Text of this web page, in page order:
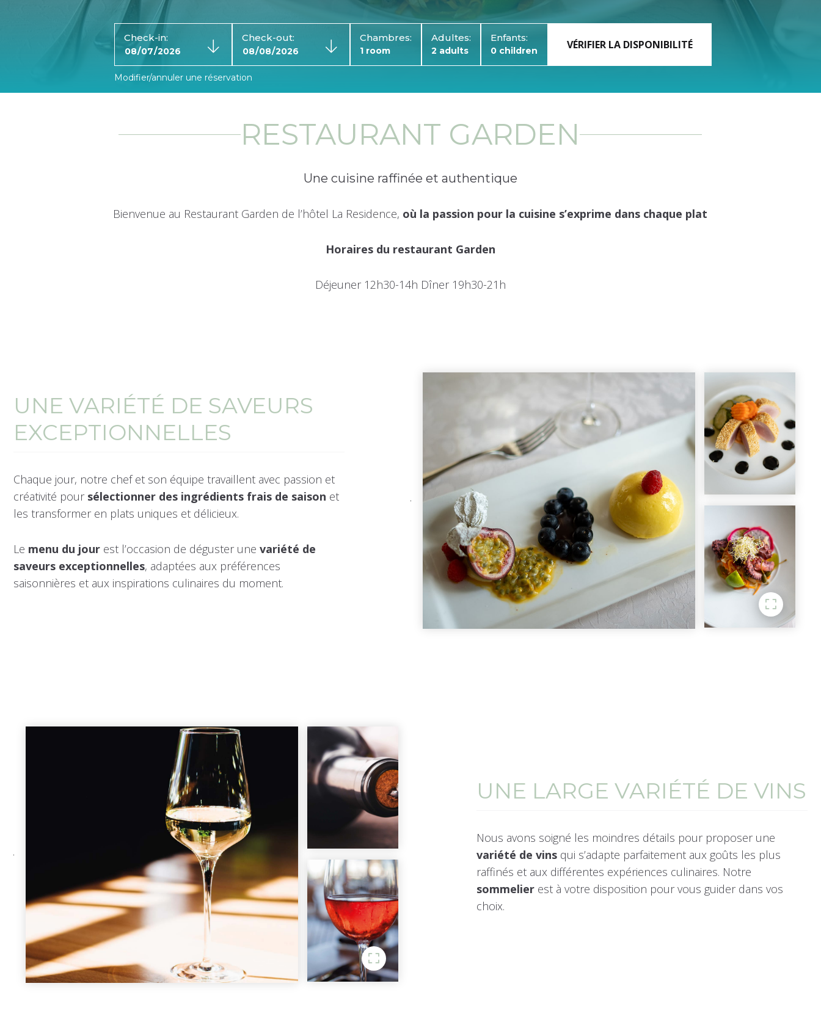
Check-in: Check-out: Chambres: Adultes: Enfants:
Modifier/annuler une réservation
RESTAURANT GARDEN
Une cuisine raffinée et authentique
Bienvenue au Restaurant Garden de l’hôtel La Residence, où la passion pour la cuisine s’exprime dans chaque plat
Horaires du restaurant Garden
Déjeuner 12h30-14h Dîner 19h30-21h
UNE VARIÉTÉ DE SAVEURS
EXCEPTIONNELLES
Chaque jour, notre chef et son équipe travaillent avec passion et
créativité pour sélectionner des ingrédients frais de saison et
les transformer en plats uniques et délicieux.
Le menu du jour est l’occasion de déguster une variété de
saveurs exceptionnelles, adaptées aux préférences
saisonnières et aux inspirations culinaires du moment.
UNE LARGE VARIÉTÉ DE VINS
Nous avons soigné les moindres détails pour proposer une
variété de vins qui s’adapte parfaitement aux goûts les plus
raffinés et aux différentes expériences culinaires. Notre
sommelier est à votre disposition pour vous guider dans vos
choix.